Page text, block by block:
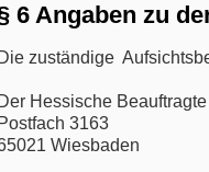
6 Angaben zu
Die zuständige
Der Hessische
Postfach 3163
Wiesbaden